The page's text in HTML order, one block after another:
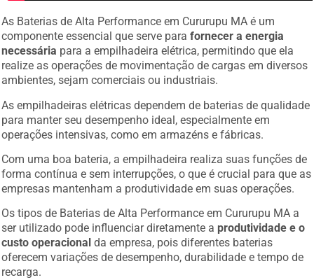
As Baterias de Alta Performance em Cururupu MA é um
componente essencial que serve parafornecer a energia
necessária para a empilhadeira elétrica, permitindo que ela
realize as operações de movimentação de cargas em diversos
ambientes, sejam comerciais ou industriais.
As empilhadeiras elétricas dependem de baterias de qualidade
para manter seu desempenho ideal, especialmente em
operações intensivas, como em armazéns e fábricas.
Com uma boa bateria, a empilhadeira realiza suas funções de
forma contínua e sem interrupções, o que é crucial para que as
empresas mantenham a produtividade em suas operações.
Os tipos de Baterias de Alta Performance em Cururupu MA a
ser utilizado pode influenciar diretamente a produtividade e o
custo operacional da empresa, pois diferentes baterias
oferecem variações de desempenho, durabilidade e tempo de
recarga.